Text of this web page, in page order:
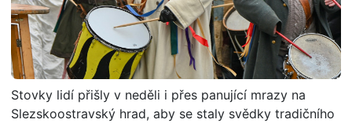
Stovky lidí přišly v neděli i přes panující mrazy na
Slezskoostravský hrad, aby se staly svědky tradičního